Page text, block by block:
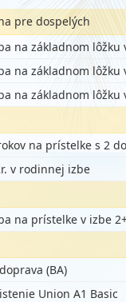
pre dospelých
na základnom
na základnom
na základnom
na prístelke s 2
v rodinnej izbe
na prístelke v izbe
(BA)
Union A1 Basic